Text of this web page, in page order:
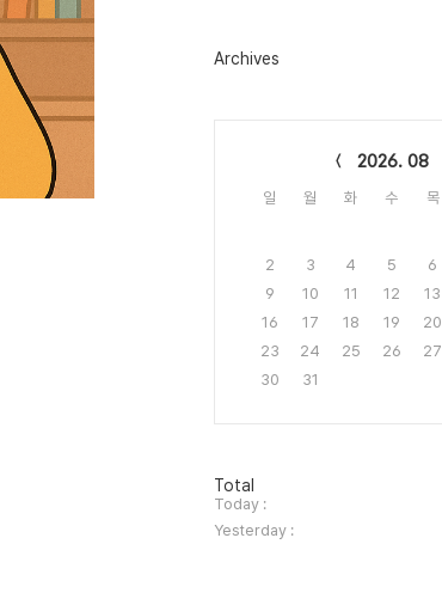
그
Archives
2026. 08
일 월 화 수 목
2
3 4 5 6
9
10 11 12 13
16
17 18 19 20
23
24 25 26 27
30
31
방
문
자
수
Total
Today :
Yesterday :